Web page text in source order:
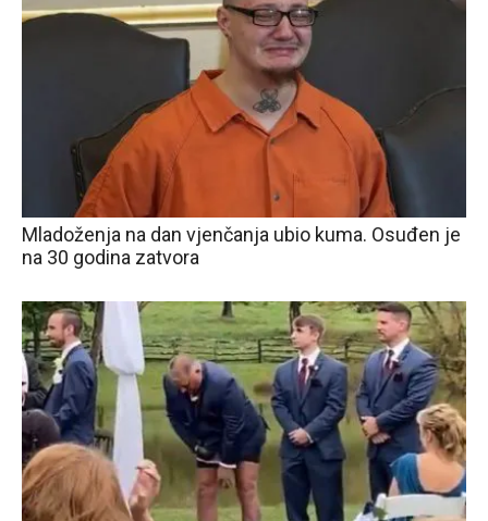
Mladoženja na dan vjenčanja ubio kuma. Osuđen je
na 30 godina zatvora